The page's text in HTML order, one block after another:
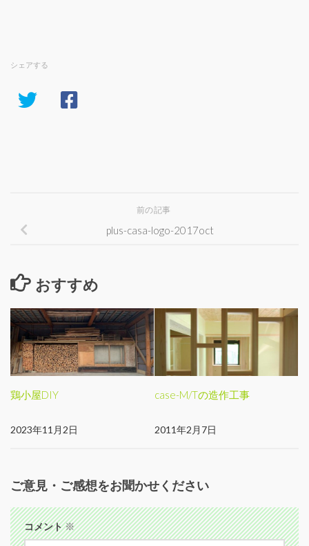
シェアする
前の記事
plus-casa-logo-2017oct
おすすめ
鶏小屋DIY
2023年11月2日
case-M/Tの造作工事
2011年2月7日
ご意見・ご感想をお聞かせください
コメント※